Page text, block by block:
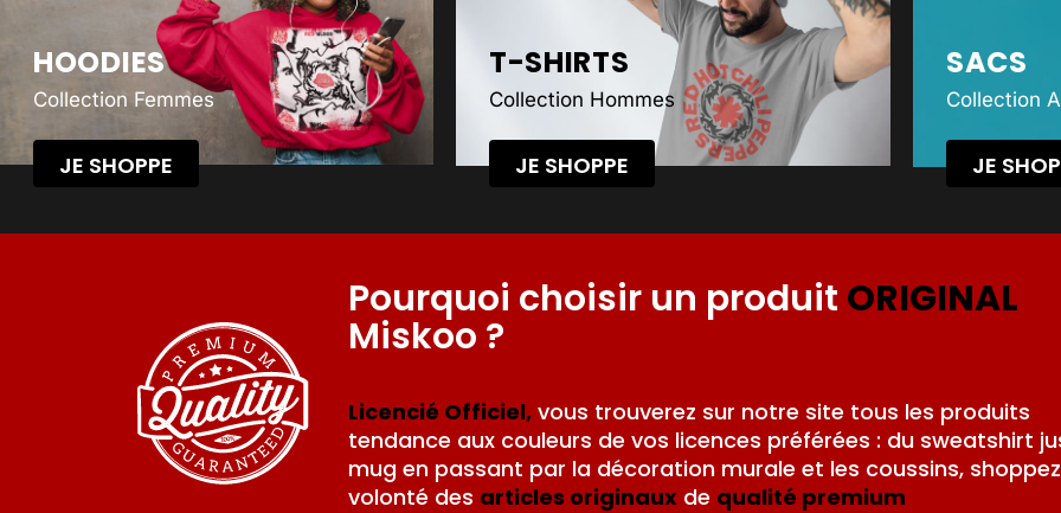
HOODIES
Collection Femmes
JE SHOPPE
T-SHIRTS
Collection Hommes
JE SHOPPE
SACS
Collection
JE
Pourquoi choisir un produit ORIGINAL
Miskoo ?
Licencié Officiel, vous trouverez sur notre site tous les produits
tendance aux couleurs de vos licences préférées : du sweatshirt
mug en passant par la décoration murale et les coussins,
volonté des articles originaux de qualité premium